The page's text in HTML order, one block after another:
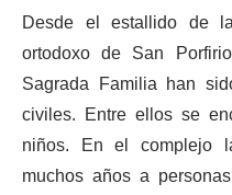
Desde el estallido de
ortodoxo de San
Sagrada Familia han
civiles. Entre ellos se
niños. En el complejo
muchos años a